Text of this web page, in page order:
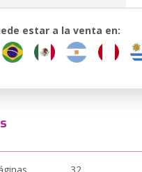
estar a la venta en: